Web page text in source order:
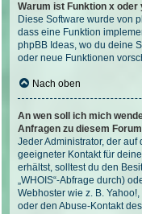
Warum ist Funktion x oder
Diese Software wurde von
dass eine Funktion
phpBB Ideas, wo du deine
oder neue Funktionen
Nach oben
An wen soll ich mich
Anfragen zu diesem
Jeder Administrator, der auf
geeigneter Kontakt für
erhältst, solltest du den
„WHOIS“-Abfrage durch)
Webhoster wie z. B.
oder den Abuse-Kontakt